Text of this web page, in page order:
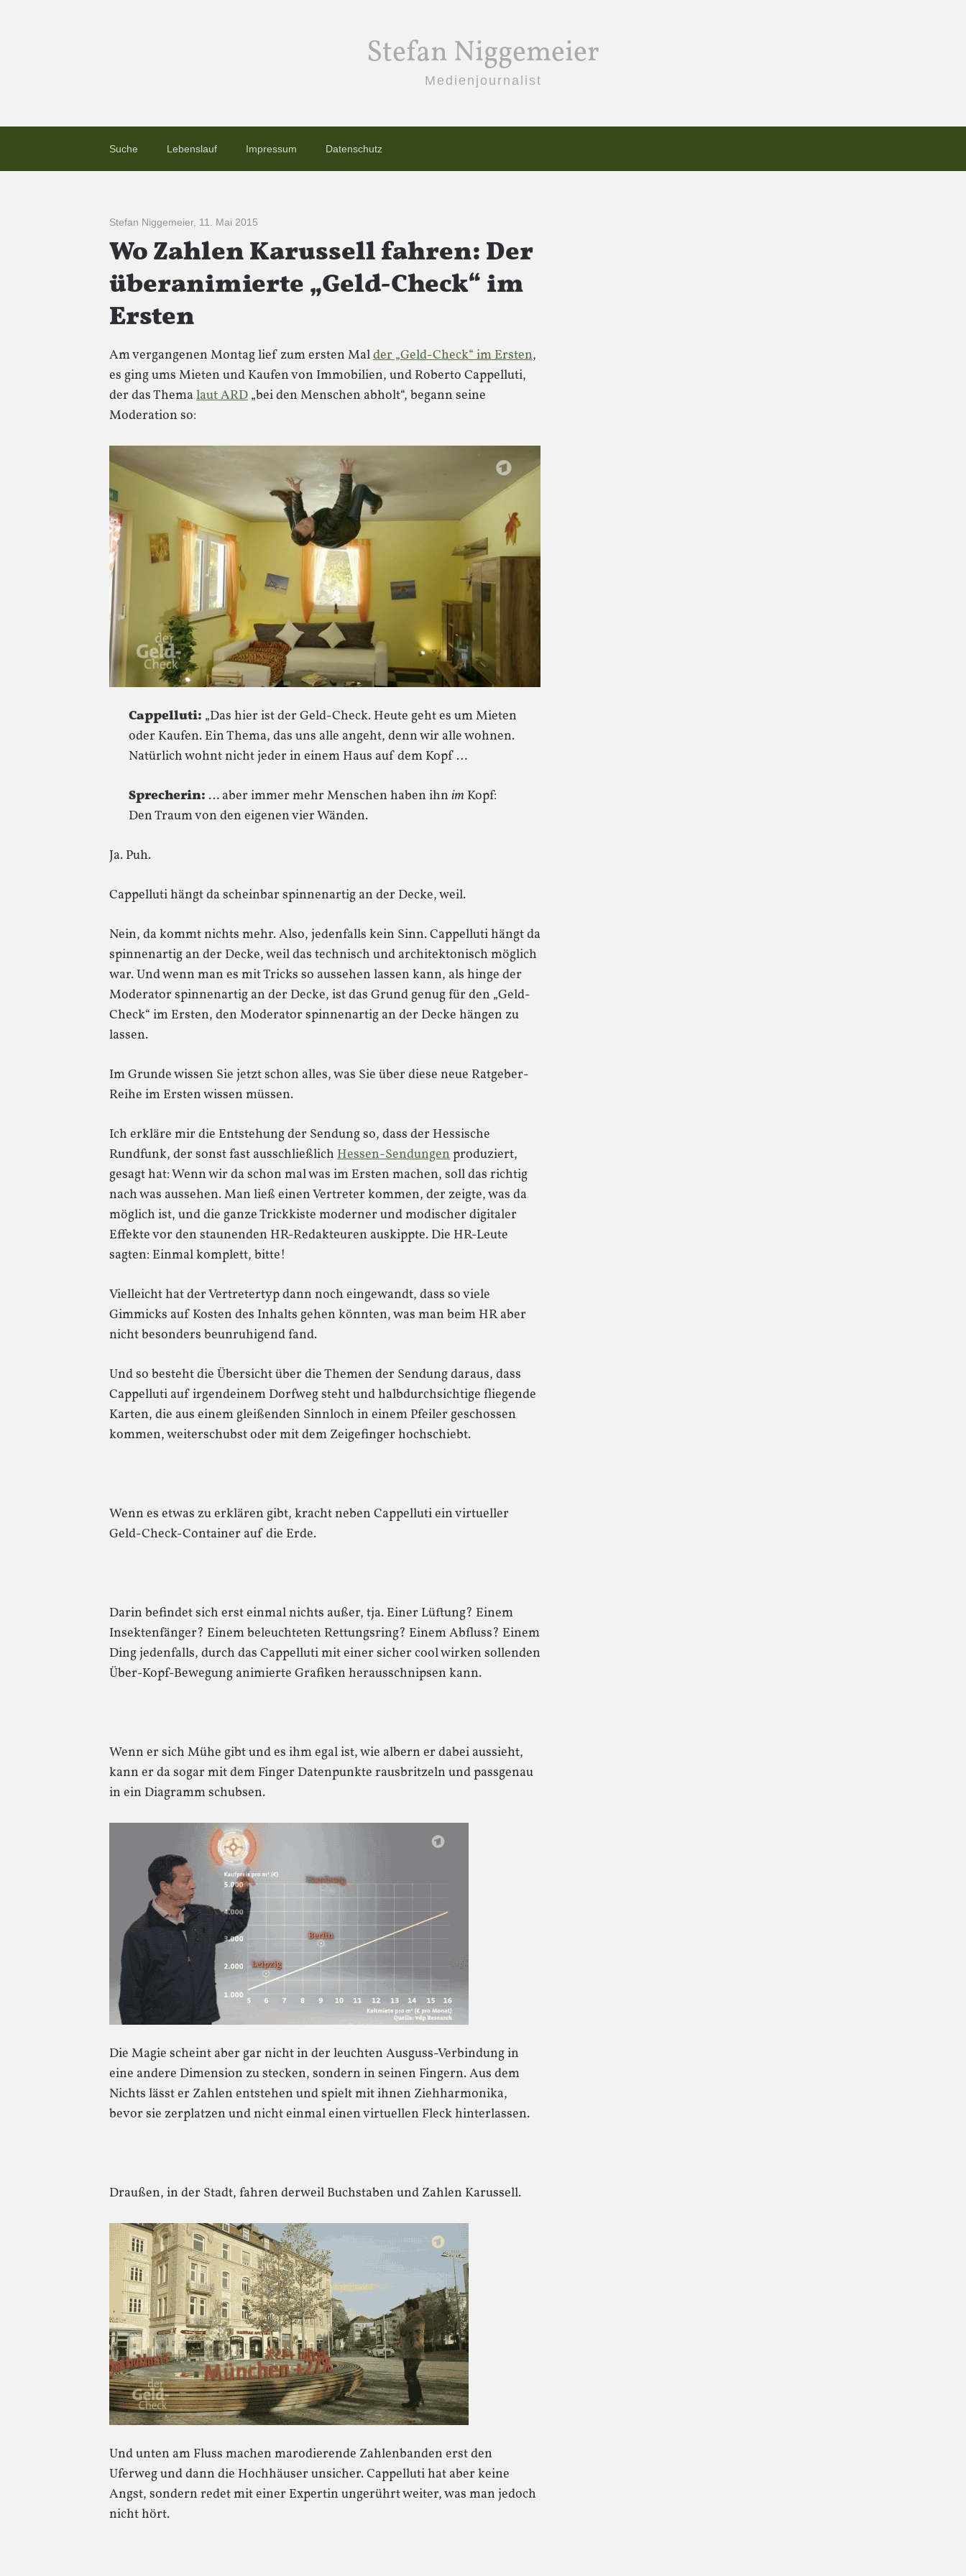
Stefan Niggemeier
Medienjournalist
Suche Lebenslauf Impressum Datenschutz
Stefan Niggemeier, 11. Mai 2015
Wo Zahlen Karussell fahren: Der
überanimierte „Geld-Check“ im
Ersten
Am vergangenen Montag lief zum ersten Malder „Geld-Check“ im Ersten,
es ging ums Mieten und Kaufen von Immobilien, und Roberto Cappelluti,
der das Themalaut ARD „bei den Menschen abholt“, begann seine
Moderation so:
Cappelluti: „Das hier ist der Geld-Check. Heute geht es um Mieten
oder Kaufen. Ein Thema, das uns alle angeht, denn wir alle wohnen.
Natürlich wohnt nicht jeder in einem Haus auf dem Kopf …
Sprecherin: … aber immer mehr Menschen haben ihn im Kopf:
Den Traum von den eigenen vier Wänden.
Ja. Puh.
Cappelluti hängt da scheinbar spinnenartig an der Decke, weil.
Nein, da kommt nichts mehr. Also, jedenfalls kein Sinn. Cappelluti hängt da
spinnenartig an der Decke, weil das technisch und architektonisch möglich
war. Und wenn man es mit Tricks so aussehen lassen kann, als hinge der
Moderator spinnenartig an der Decke, ist das Grund genug für den „Geld-
Check“ im Ersten, den Moderator spinnenartig an der Decke hängen zu
lassen.
Im Grunde wissen Sie jetzt schon alles, was Sie über diese neue Ratgeber-
Reihe im Ersten wissen müssen.
Ich erkläre mir die Entstehung der Sendung so, dass der Hessische
Rundfunk, der sonst fast ausschließlich Hessen-Sendungenproduziert,
gesagt hat: Wenn wir da schon mal was im Ersten machen, soll das richtig
nach was aussehen. Man ließ einen Vertreter kommen, der zeigte, was da
möglich ist, und die ganze Trickkiste moderner und modischer digitaler
Effekte vor den staunenden HR-Redakteuren auskippte. Die HR-Leute
sagten: Einmal komplett, bitte!
Vielleicht hat der Vertretertyp dann noch eingewandt, dass so viele
Gimmicks auf Kosten des Inhalts gehen könnten, was man beim HR aber
nicht besonders beunruhigend fand.
Und so besteht die Übersicht über die Themen der Sendung daraus, dass
Cappelluti auf irgendeinem Dorfweg steht und halbdurchsichtige fliegende
Karten, die aus einem gleißenden Sinnloch in einem Pfeiler geschossen
kommen, weiterschubst oder mit dem Zeigefinger hochschiebt.
Wenn es etwas zu erklären gibt, kracht neben Cappelluti ein virtueller
Geld-Check-Container auf die Erde.
Darin befindet sich erst einmal nichts außer, tja. Einer Lüftung? Einem
Insektenfänger? Einem beleuchteten Rettungsring? Einem Abfluss? Einem
Ding jedenfalls, durch das Cappelluti mit einer sicher cool wirken sollenden
Über-Kopf-Bewegung animierte Grafiken herausschnipsen kann.
Wenn er sich Mühe gibt und es ihm egal ist, wie albern er dabei aussieht,
kann er da sogar mit dem Finger Datenpunkte rausbritzeln und passgenau
in ein Diagramm schubsen.
Die Magie scheint aber gar nicht in der leuchten Ausguss-Verbindung in
eine andere Dimension zu stecken, sondern in seinen Fingern. Aus dem
Nichts lässt er Zahlen entstehen und spielt mit ihnen Ziehharmonika,
bevor sie zerplatzen und nicht einmal einen virtuellen Fleck hinterlassen.
Draußen, in der Stadt, fahren derweil Buchstaben und Zahlen Karussell.
Und unten am Fluss machen marodierende Zahlenbanden erst den
Uferweg und dann die Hochhäuser unsicher. Cappelluti hat aber keine
Angst, sondern redet mit einer Expertin ungerührt weiter, was man jedoch
nicht hört.